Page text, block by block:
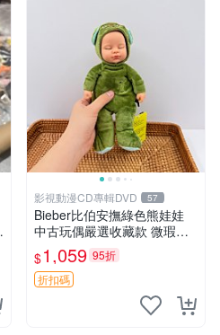
影視動漫CD專輯DVD 57
Bieber比伯安撫綠色熊娃娃
中古玩偶嚴選收藏款 微瑕輕
度使用 Bieber綠熊娃娃 中古
玩偶 微瑕
$1,059 95折
折扣碼